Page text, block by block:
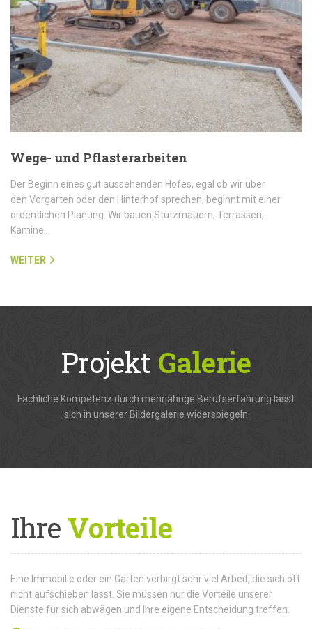
Wege- und Pflasterarbeiten
Der Beginn eines gut aussehenden Hofes, egal ob wir über
den Vorgarten oder den Hinterhof sprechen, beginnt mit einer
ordentlichen Planung. Wir bauen Stützmauern, Terrassen,
Kamine…
WEITER
Projekt Galerie
Fachliche Kompetenz durch mehrjährige Berufserfahrung lässt
sich in unserer Bildergalerie widerspiegeln
IhreVorteile
Eine Immobilie oder ein Garten verbirgt sehr viel Arbeit, die sich oft
nicht aufschieben lässt. Sie müssen nur die Vorteile unserer
Dienste für sich abwägen und Ihre eigene Entscheidung treffen.